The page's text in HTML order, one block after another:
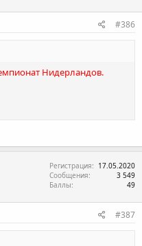
#386
Нидерландов.
Регистрация
17.05.2020
Сообщения
3 549
Баллы
49
#387